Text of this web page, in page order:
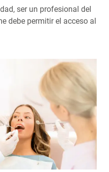
ser un profesional del
debe permitir el acceso al